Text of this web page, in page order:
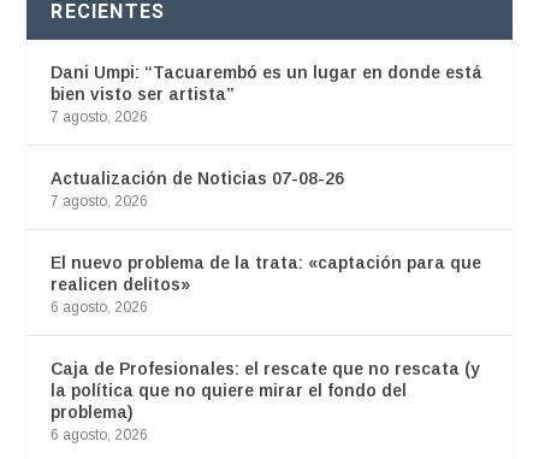
RECIENTES
Dani Umpi: “Tacuarembó es un lugar en donde está
bien visto ser artista”
7 agosto, 2026
Actualización de Noticias 07-08-26
7 agosto, 2026
El nuevo problema de la trata: «captación para que
realicen delitos»
6 agosto, 2026
Caja de Profesionales: el rescate que no rescata (y
la política que no quiere mirar el fondo del
problema)
6 agosto, 2026